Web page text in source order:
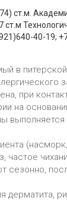
ст.м.
ст.м
40-19;
в
при
на
частое
сезонно,